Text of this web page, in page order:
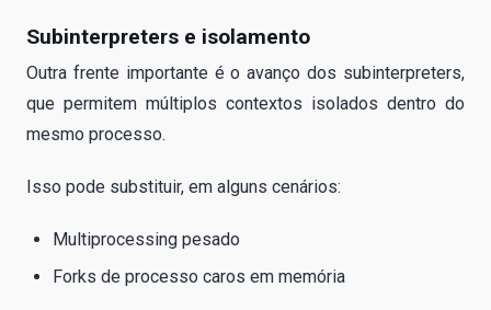
Subinterpreters e isolamento
Outra frente importante é o avanço dos subinterpreters,
que permitem múltiplos contextos isolados dentro do
mesmo processo.
Isso pode substituir, em alguns cenários:
Multiprocessing pesado
Forks de processo caros em memória